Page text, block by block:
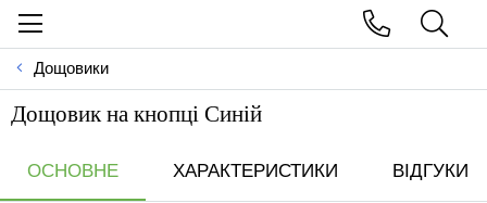
Дощовики
Дощовик на кнопці Синій
ОСНОВНЕ ХАРАКТЕРИСТИКИ ВІДГУКИ